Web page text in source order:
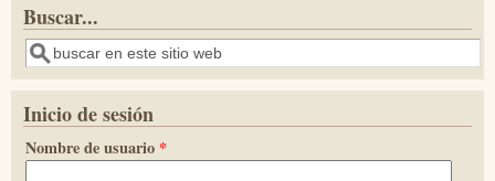
Buscar...
Buscar
Inicio de sesión
Nombre de usuario *